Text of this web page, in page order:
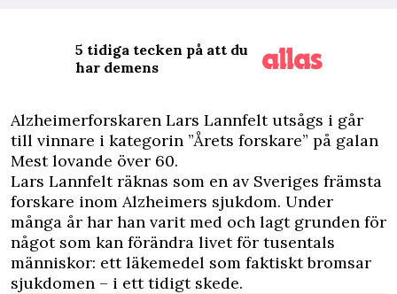
5 tidiga tecken på att du
har demens
Alzheimerforskaren Lars Lannfelt utsågs i går
till vinnare i kategorin ”Årets forskare” på galan
Mest lovande över 60.
Lars Lannfelt räknas som en av Sveriges främsta
forskare inom Alzheimers sjukdom. Under
många år har han varit med och lagt grunden för
något som kan förändra livet för tusentals
människor: ett läkemedel som faktiskt bromsar
sjukdomen – i ett tidigt skede.